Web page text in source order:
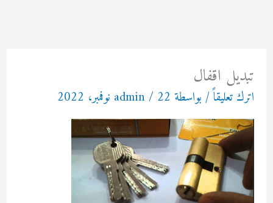
تبديل اقفال
اترك تعليقاً/ بواسطة admin/ 22 نوفمبر، 2022